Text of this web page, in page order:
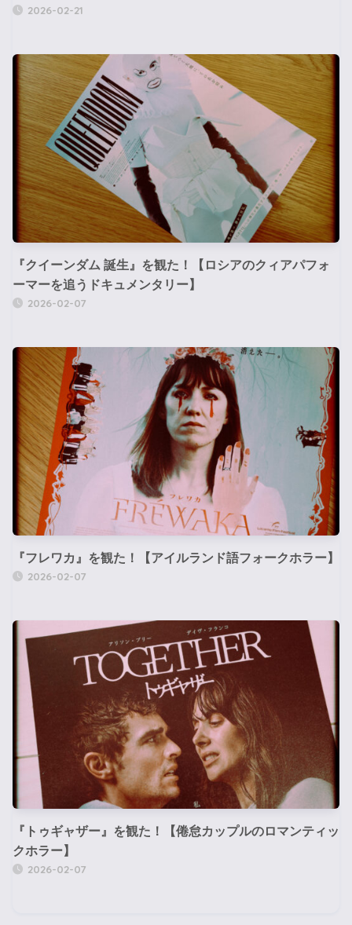
2026-02-21
『クイーンダム 誕生』を観た！【ロシアのクィアパフォ
ーマーを追うドキュメンタリー】
2026-02-07
『フレワカ』を観た！【アイルランド語フォークホラー】
2026-02-07
『トゥギャザー』を観た！【倦怠カップルのロマンティッ
クホラー】
2026-02-07